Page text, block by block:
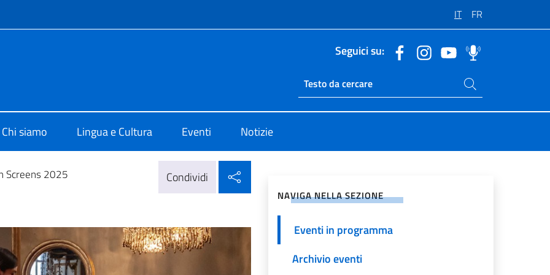
IT FR
Seguici su:
Ricerca sito live
Cerca nel sito
Chi siamo Lingua e Cultura Eventi Notizie
Screens 2025 Condividi
NAVIGA NELLA SEZIONE
Eventi in programma
Archivio eventi